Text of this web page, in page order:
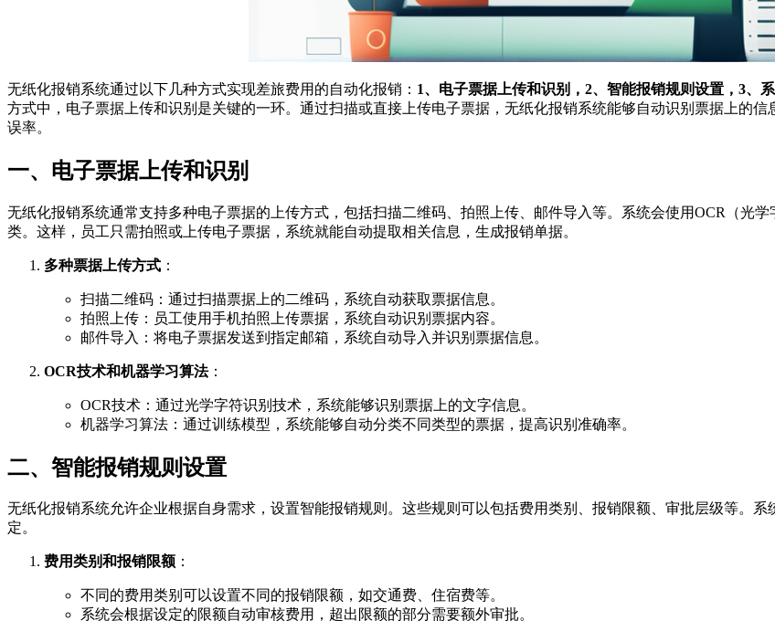
无纸化报销系统通过以下几种方式实现差旅费用的自动化报销： 1、电子票据上传和识别，2、智能报销规则设置，3、
方式中，电子票据上传和识别是关键的一环。通过扫描或直接上传电子票据，无纸化报销系统能够自动识别票据上的
误率。
一、电子票据上传和识别
无纸化报销系统通常支持多种电子票据的上传方式，包括扫描二维码、拍照上传、邮件导入等。系统会使用OCR（光
类。这样，员工只需拍照或上传电子票据，系统就能自动提取相关信息，生成报销单据。
多种票据上传方式 ：
扫描二维码：通过扫描票据上的二维码，系统自动获取票据信息。
拍照上传：员工使用手机拍照上传票据，系统自动识别票据内容。
邮件导入：将电子票据发送到指定邮箱，系统自动导入并识别票据信息。
OCR技术和机器学习算法：
OCR技术：通过光学字符识别技术，系统能够识别票据上的文字信息。
机器学习算法：通过训练模型，系统能够自动分类不同类型的票据，提高识别准确率。
二、智能报销规则设置
无纸化报销系统允许企业根据自身需求，设置智能报销规则。这些规则可以包括费用类别、报销限额、审批层级等。
定。
费用类别和报销限额 ：
不同的费用类别可以设置不同的报销限额，如交通费、住宿费等。
系统会根据设定的限额自动审核费用，超出限额的部分需要额外审批。